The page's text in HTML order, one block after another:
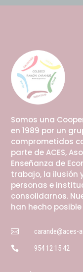
Somos una
en 1989 por un
comprometidos
parte de ACES,
Enseñanza de
trabajo, la ilusión
personas e
consolidarnos.
han hecho
 carande@aces-
 954 12 15 42